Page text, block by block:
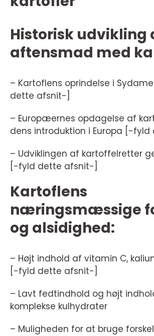
Historisk udvikling
aftensmad med
– Kartoflens oprindelse i
dette afsnit-]
– Europæernes opdagelse af
dens introduktion i Europa [-fyld
– Udviklingen af kartoffelretter
[-fyld dette afsnit-]
Kartoflens
næringsmæssige
og alsidighed:
– Højt indhold af vitamin C,
[-fyld dette afsnit-]
– Lavt fedtindhold og højt
komplekse kulhydrater
– Muligheden for at bruge